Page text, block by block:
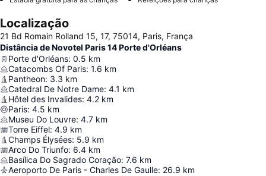
Localização
21 Bd Romain Rolland 15, 17, 75014, Paris, França
Distância de Novotel Paris 14 Porte d'Orléans
Porte d'Orléans: 0.5 km
Catacombs Of Paris: 1.6 km
Pantheon: 3.3 km
Catedral De Notre Dame: 4.1 km
Hôtel des Invalides: 4.2 km
Paris: 4.5 km
Museu Do Louvre: 4.7 km
Torre Eiffel: 4.9 km
Champs Élysées: 5.9 km
Arco Do Triunfo: 6.4 km
Basílica Do Sagrado Coração: 7.6 km
Aeroporto De Paris - Charles De Gaulle: 26.9 km